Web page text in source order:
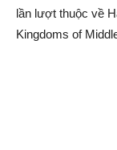
lần lượt thuộc về
Kingdoms of